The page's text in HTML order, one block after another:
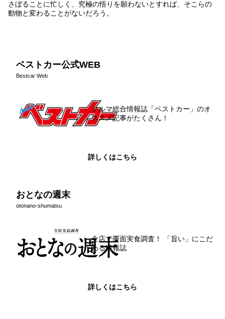
さぼることに忙しく、究極の悟りを願わないとすれば、そこらの
動物と変わることがないだろう。
ベストカー公式WEB
Bestcar Web
クルマ総合情報誌「ベストカー」のオ
ススメ記事がたくさん！
詳しくはこちら
おとなの週末
otonano-shumatsu
全店で覆面実食調査！ 「旨い」にこだ
わる情報誌
詳しくはこちら